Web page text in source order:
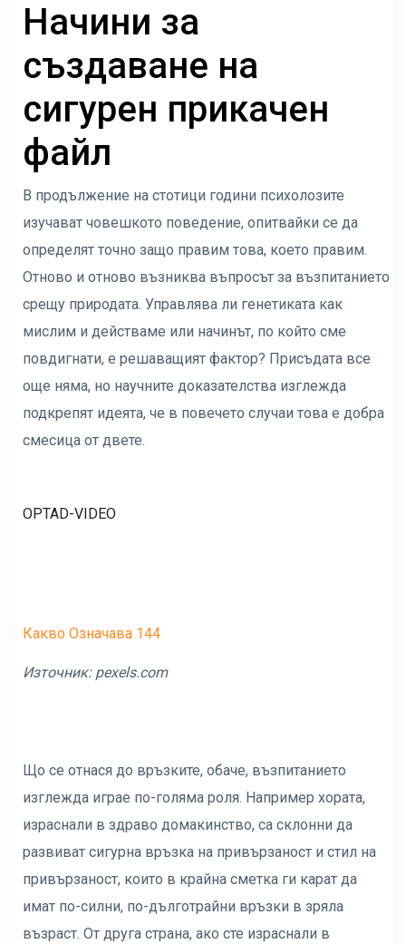
Начини за
създаване на
сигурен прикачен
файл
В продължение на стотици години психолозите
изучават човешкото поведение, опитвайки се да
определят точно защо правим това, което правим.
Отново и отново възниква въпросът за възпитанието
срещу природата. Управлява ли генетиката как
мислим и действаме или начинът, по който сме
повдигнати, е решаващият фактор? Присъдата все
още няма, но научните доказателства изглежда
подкрепят идеята, че в повечето случаи това е добра
смесица от двете.
OPTAD-VIDEO
Какво Означава 144
Източник: pexels.com
Що се отнася до връзките, обаче, възпитанието
изглежда играе по-голяма роля. Например хората,
израснали в здраво домакинство, са склонни да
развиват сигурна връзка на привързаност и стил на
привързаност, които в крайна сметка ги карат да
имат по-силни, по-дълготрайни връзки в зряла
възраст. От друга страна, ако сте израснали в